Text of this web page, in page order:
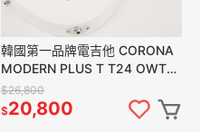
韓國第一品牌電吉他 CORONA
MODERN PLUS T T24 OWT
TELE24格烤楓木指板 奧林匹克
白
$26,800
$20,800